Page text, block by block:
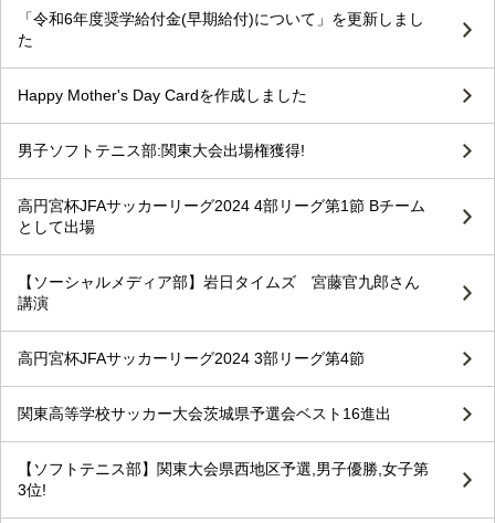
「令和6年度奨学給付金(早期給付)について」を更新しまし
た
Happy Mother's Day Cardを作成しました
男子ソフトテニス部:関東大会出場権獲得!
高円宮杯JFAサッカーリーグ2024 4部リーグ第1節 Bチーム
として出場
【ソーシャルメディア部】岩日タイムズ 宮藤官九郎さん
講演
高円宮杯JFAサッカーリーグ2024 3部リーグ第4節
関東高等学校サッカー大会茨城県予選会ベスト16進出
【ソフトテニス部】関東大会県西地区予選,男子優勝,女子第
3位!